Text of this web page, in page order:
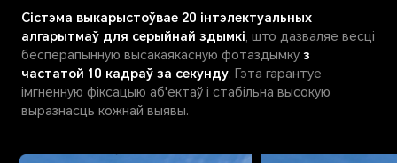
Сістэма выкарыстоўвае 20 інтэлектуальных
алгарытмаў для серыйнай здымкі , што дазваляе весці
бесперапынную высакаякасную фотаздымку з
частатой 10 кадраў за секунду. Гэта гарантуе
імгненную фіксацыю аб'ектаў і стабільна высокую
выразнасць кожнай выявы.